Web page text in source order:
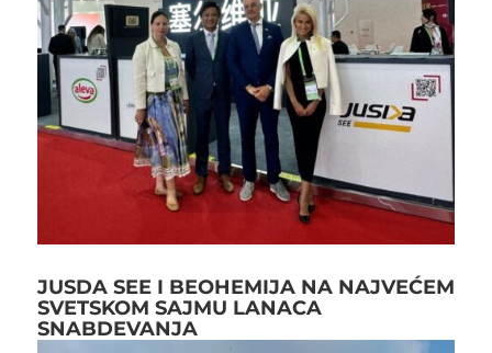
JUSDA SEE I BEOHEMIJA NA NAJVEĆEM
SVETSKOM SAJMU LANACA
SNABDEVANJA